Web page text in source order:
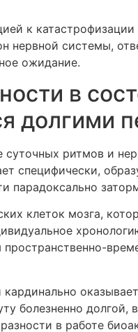
к
нервной системы,
ожидание.
в
долгими
ритмов и
специфически,
парадоксально
клеток мозга,
болезненно
в работе